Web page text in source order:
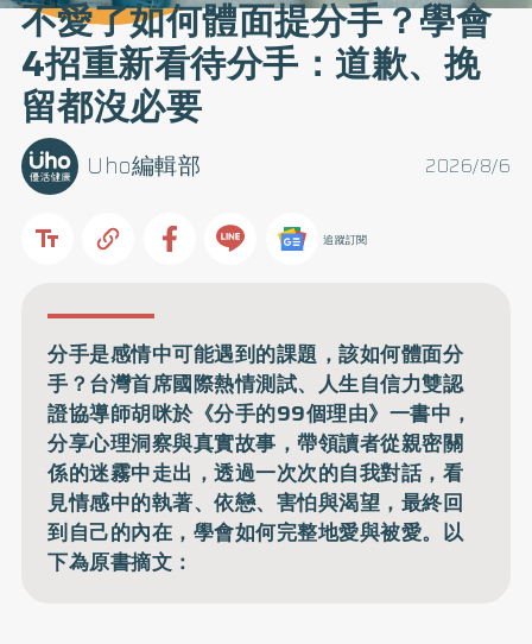
不愛了如何體面提分手？學會
4招重新看待分手：道歉、挽
留都沒必要
2026/8/6
Uho編輯部
追蹤訂閱
分手是感情中可能遇到的課題，該如何體面分
手？台灣首席國際熱情測試、人生自信力雙認
證協導師胡咪於《分手的99個理由》一書中，
分享心理洞察與真實故事，帶領讀者從親密關
係的迷霧中走出，透過一次次的自我對話，看
見情感中的執著、依戀、害怕與渴望，最終回
到自己的內在，學會如何完整地愛與被愛。以
下為原書摘文：